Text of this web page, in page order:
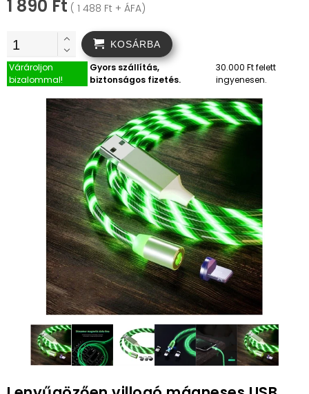
1 890 Ft ( 1 488 Ft + ÁFA)
KOSÁRBA
Várároljon
bizalommal!
Gyors szállítás,
biztonságos fizetés.
30.000 Ft felett
ingyenesen.